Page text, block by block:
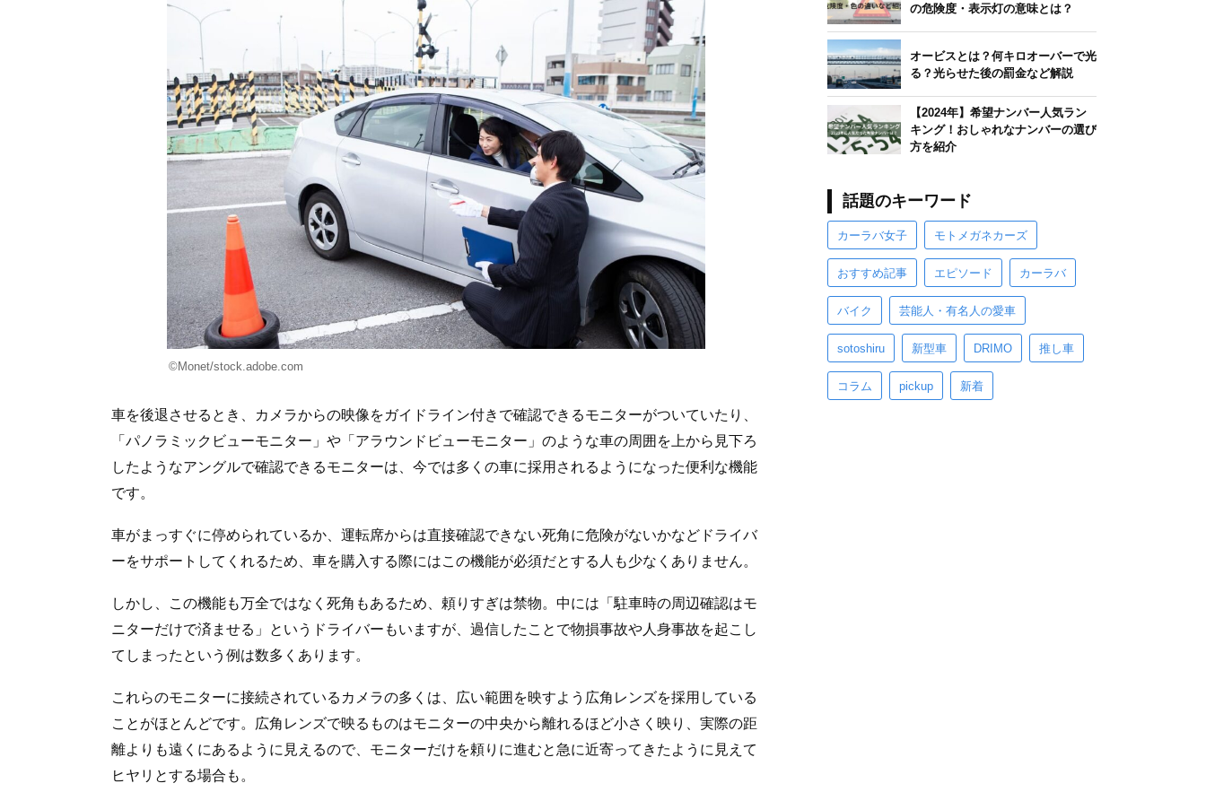
©Monet/stock.adobe.com
車を後退させるとき、カメラからの映像をガイドライン付きで確認できるモニターがついていたり、
「パノラミックビューモニター」や「アラウンドビューモニター」のような車の周囲を上から見下ろ
したようなアングルで確認できるモニターは、今では多くの車に採用されるようになった便利な機能
です。
車がまっすぐに停められているか、運転席からは直接確認できない死角に危険がないかなどドライバ
ーをサポートしてくれるため、車を購入する際にはこの機能が必須だとする人も少なくありません。
しかし、この機能も万全ではなく死角もあるため、頼りすぎは禁物。中には「駐車時の周辺確認はモ
ニターだけで済ませる」というドライバーもいますが、過信したことで物損事故や人身事故を起こし
てしまったという例は数多くあります。
これらのモニターに接続されているカメラの多くは、広い範囲を映すよう広角レンズを採用している
ことがほとんどです。広角レンズで映るものはモニターの中央から離れるほど小さく映り、実際の距
離よりも遠くにあるように見えるので、モニターだけを頼りに進むと急に近寄ってきたように見えて
ヒヤリとする場合も。
の危険度・表示灯の意味とは？
オービスとは？何キロオーバーで光
る？光らせた後の罰金など解説
【2024年】希望ナンバー人気ラン
キング！おしゃれなナンバーの選び
方を紹介
話題のキーワード
カーラバ女子 モトメガネカーズ
おすすめ記事 エピソード カーラバ
バイク 芸能人・有名人の愛車
sotoshiru 新型車 DRIMO 推し車
コラム pickup 新着